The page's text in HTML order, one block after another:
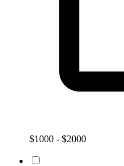
$1000 - $2000